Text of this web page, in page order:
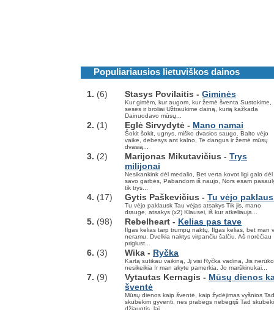
Populiariausios lietuviškos dainos
1. (6) Stasys Povilaitis - Giminės
Kur gimėm, kur augom, kur žemė šventa Sustokime,
sesės ir broliai Užtraukime dainą, kurią kažkada
Dainuodavo mūsų...
2. (1) Eglė Sirvydytė - Mano namai
Šokit šokit, ugnys, miško dvasios saugo. Balto vėjo
vaike, debesys ant kalno, Te dangus ir žemė mūsų
dvasią...
3. (2) Marijonas Mikutavičius - Trys
milijonai
Nesikankink dėl medalio, Bet verta kovot ligi galo dėl
savo garbės, Pabandom iš naujo, Nors esam
tik trys...
4. (17) Gytis Paškevičius - Tu vėjo
Tu vėjo paklausk Tau vėjas atsakys Tik jis, mano
drauge, atsakys (x2) Klausei, iš kur atkeliauja...
5. (98) Rebelheart - Kelias pas tave
Ilgas kelias tarp trumpų naktų, Ilgas kelias, bet man
neramu. Dvelkia naktys virpančiu šalčiu. Aš norėčiau
priglust...
6. (3) Wika - Ryčka
Kartą sutikau vaikiną, Jį visi Ryčka vadina, Jis
nesikeikia Ir man akyte pamerkia. Jo marškinukai...
7. (9) Vytautas Kernagis - Mūsų dienos
šventė
Mūsų dienos kaip šventė, kaip žydėjimas vyšnios Tad
skubėkim gyventi, nes prabėgs nebegrįš Tad
džiaugtis, lai...